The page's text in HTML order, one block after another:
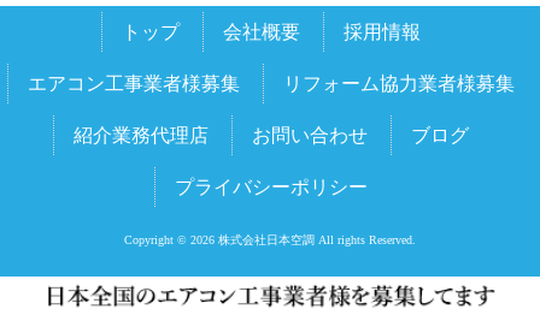
2025年7月
2025年6月
2025年2月
2025年1月
トップ 会社概要 採用情報
エアコン工事業者様募集 リフォーム協力業者様募集
紹介業務代理店 お問い合わせ ブログ
プライバシーポリシー
Copyright © 2026 株式会社日本空調 All rights Reserved.